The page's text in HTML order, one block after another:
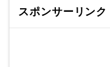
スポンサーリンク